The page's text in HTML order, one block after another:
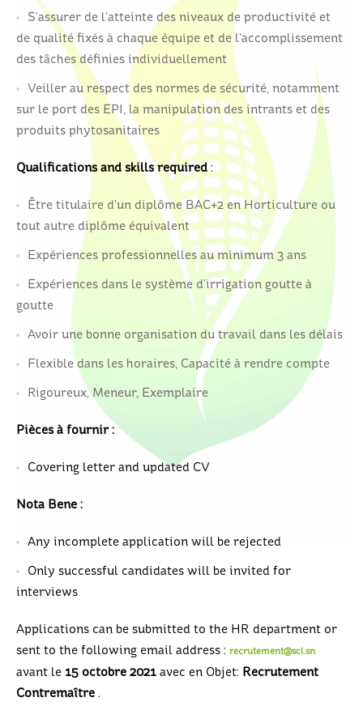
S’assurer de l’atteinte des niveaux de productivité et
de qualité fixés à chaque équipe et de l’accomplissement
des tâches définies individuellement
Veiller au respect des normes de sécurité, notamment
sur le port des EPI, la manipulation des intrants et des
produits phytosanitaires
Qualifications and skills required:
Être titulaire d’un diplôme BAC+2 en Horticulture ou
tout autre diplôme équivalent
Expériences professionnelles au minimum 3 ans
Expériences dans le système d’irrigation goutte à
goutte
Avoir une bonne organisation du travail dans les délais
Flexible dans les horaires, Capacité à rendre compte
Rigoureux, Meneur, Exemplaire
Pièces à fournir :
Covering letter and updated CV
Nota Bene :
Any incomplete application will be rejected
Only successful candidates will be invited for
interviews
Applications can be submitted to the HR department or
sent to the following email address : recrutement@scl.sn
avant le 15 octobre 2021 avec en Objet: Recrutement
Contremaître.